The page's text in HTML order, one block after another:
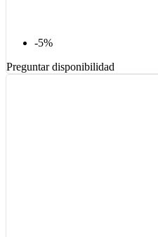
-5%
Preguntar disponibilidad